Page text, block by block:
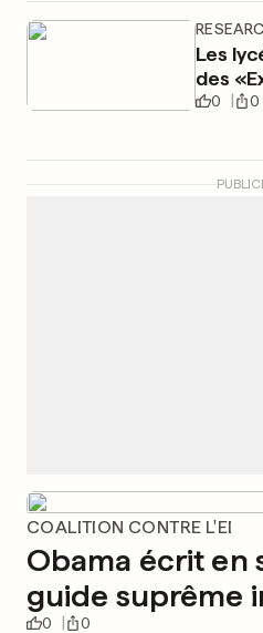
Les
des
0 0
COALITION CONTRE L'EI
Obama écrit en
guide suprême
0 0